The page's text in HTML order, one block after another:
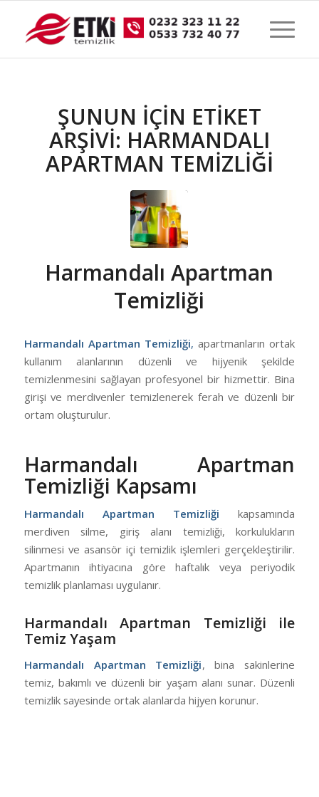
ŞUNUN IÇIN ETIKET
ARŞIVI: HARMANDALI
APARTMAN TEMİZLİĞİ
Harmandalı Apartman
Temizliği
Harmandalı Apartman Temizliği, apartmanların ortak
kullanım alanlarının düzenli ve hijyenik şekilde
temizlenmesini sağlayan profesyonel bir hizmettir. Bina
girişi ve merdivenler temizlenerek ferah ve düzenli bir
ortam oluşturulur.
Harmandalı Apartman
Temizliği Kapsamı
Harmandalı Apartman Temizliği kapsamında
merdiven silme, giriş alanı temizliği, korkulukların
silinmesi ve asansör içi temizlik işlemleri gerçekleştirilir.
Apartmanın ihtiyacına göre haftalık veya periyodik
temizlik planlaması uygulanır.
Harmandalı Apartman Temizliği ile
Temiz Yaşam
Harmandalı Apartman Temizliği, bina sakinlerine
temiz, bakımlı ve düzenli bir yaşam alanı sunar. Düzenli
temizlik sayesinde ortak alanlarda hijyen korunur.